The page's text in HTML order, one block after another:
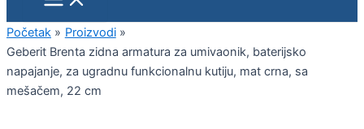
Početak
Proizvodi
Geberit Brenta zidna armatura za umivaonik, baterijsko
napajanje, za ugradnu funkcionalnu kutiju, mat crna, sa
mešačem, 22 cm
ugradnu
funkcionalnu
kutiju,
mat
crna,